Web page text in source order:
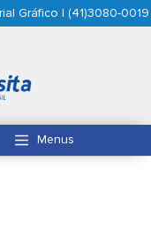
Gráfico | (41)3080-0019
Menus